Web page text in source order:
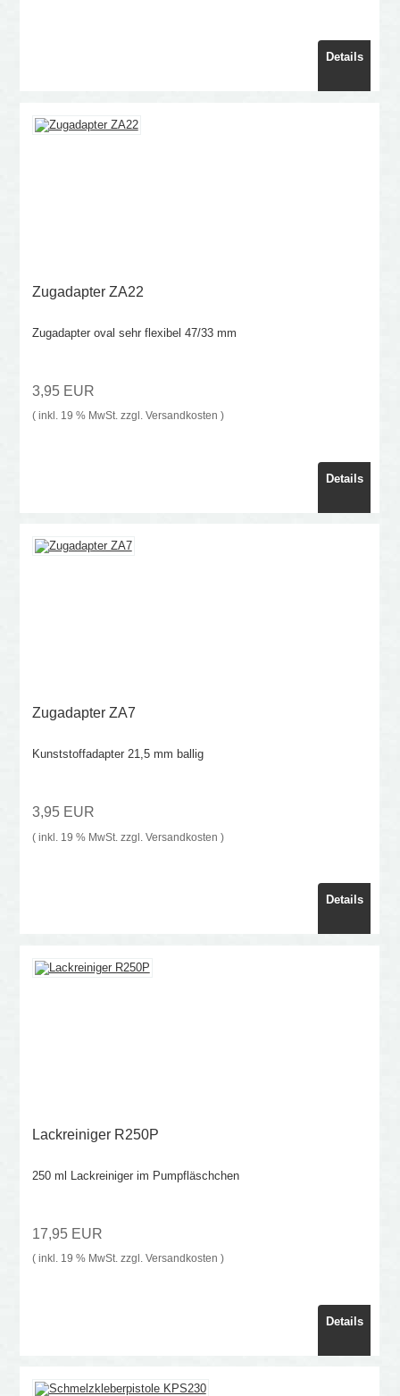
Details
Zugadapter ZA22
Zugadapter oval sehr flexibel 47/33 mm
3,95 EUR
( inkl. 19 % MwSt. zzgl. Versandkosten )
Details
Zugadapter ZA7
Kunststoffadapter 21,5 mm ballig
3,95 EUR
( inkl. 19 % MwSt. zzgl. Versandkosten )
Details
Lackreiniger R250P
250 ml Lackreiniger im Pumpfläschchen
17,95 EUR
( inkl. 19 % MwSt. zzgl. Versandkosten )
Details